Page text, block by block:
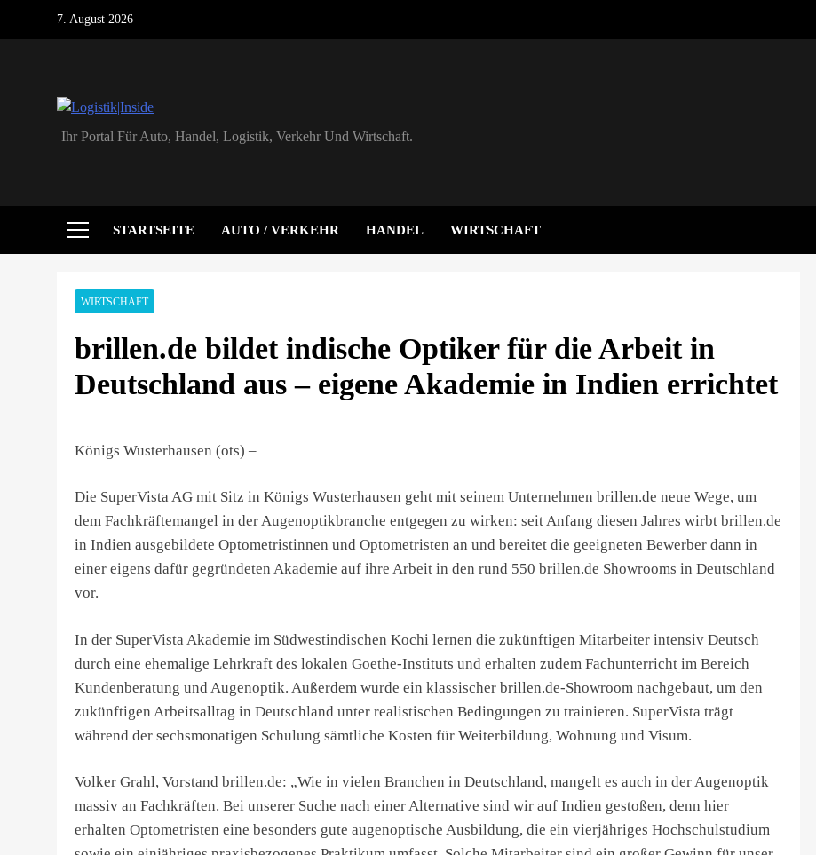
7. August 2026
Logistik|Inside
Ihr Portal Für Auto, Handel, Logistik, Verkehr Und Wirtschaft.
STARTSEITE AUTO / VERKEHR HANDEL WIRTSCHAFT
WIRTSCHAFT
brillen.de bildet indische Optiker für die Arbeit in
Deutschland aus – eigene Akademie in Indien errichtet
Königs Wusterhausen (ots) –
Die SuperVista AG mit Sitz in Königs Wusterhausen geht mit seinem Unternehmen brillen.de neue Wege, um
dem Fachkräftemangel in der Augenoptikbranche entgegen zu wirken: seit Anfang diesen Jahres wirbt brillen.de
in Indien ausgebildete Optometristinnen und Optometristen an und bereitet die geeigneten Bewerber dann in
einer eigens dafür gegründeten Akademie auf ihre Arbeit in den rund 550 brillen.de Showrooms in Deutschland
vor.
In der SuperVista Akademie im Südwestindischen Kochi lernen die zukünftigen Mitarbeiter intensiv Deutsch
durch eine ehemalige Lehrkraft des lokalen Goethe-Instituts und erhalten zudem Fachunterricht im Bereich
Kundenberatung und Augenoptik. Außerdem wurde ein klassischer brillen.de-Showroom nachgebaut, um den
zukünftigen Arbeitsalltag in Deutschland unter realistischen Bedingungen zu trainieren. SuperVista trägt
während der sechsmonatigen Schulung sämtliche Kosten für Weiterbildung, Wohnung und Visum.
Volker Grahl, Vorstand brillen.de: „Wie in vielen Branchen in Deutschland, mangelt es auch in der Augenoptik
massiv an Fachkräften. Bei unserer Suche nach einer Alternative sind wir auf Indien gestoßen, denn hier
erhalten Optometristen eine besonders gute augenoptische Ausbildung, die ein vierjähriges Hochschulstudium